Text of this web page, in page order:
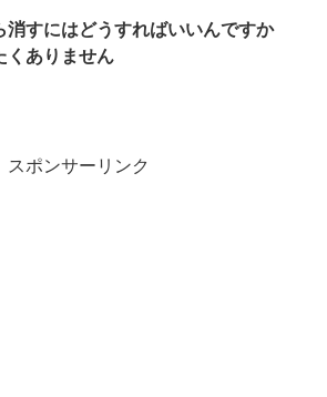
消すにはどうすればいいんですか
くありません
スポンサーリンク